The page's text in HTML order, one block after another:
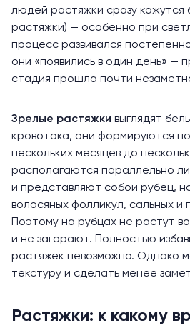
людей растяжки сразу кажутся
растяжки) — особенно при
процесс развивался
они «появились в один день» —
стадия прошла почти
Зрелые растяжки выглядят
кровотока, они формируются
нескольких месяцев до
располагаются параллельно
и представляют собой рубец,
волосяных фолликул, сальных и
Поэтому на рубцах не растут
и не загорают. Полностью
растяжек невозможно. Однако
текстуру и сделать менее
Растяжки: к какому